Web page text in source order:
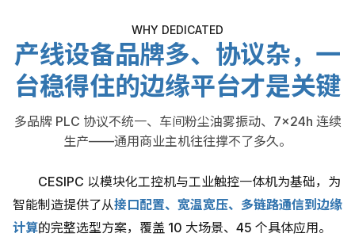
WHY DEDICATED
产线设备品牌多、协议杂，一
台稳得住的边缘平台才是关键
多品牌 PLC 协议不统一、车间粉尘油雾振动、7×24h 连续
生产——通用商业主机往往撑不了多久。
CESIPC 以模块化工控机与工业触控一体机为基础，为
智能制造提供了从接口配置、宽温宽压、多链路通信到边缘
计算的完整选型方案，覆盖 10 大场景、45 个具体应用。